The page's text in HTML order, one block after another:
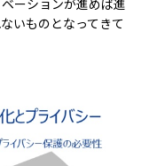
ーションが進めば進
いものとなってきて